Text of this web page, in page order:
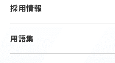
採用情報
用語集